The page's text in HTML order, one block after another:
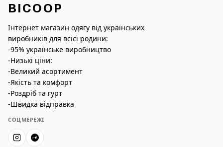
BICOOP
Інтернет магазин одягу від українських
виробників для всієї родини:
-95% українське виробництво
-Низькі ціни:
-Великий асортимент
-Якість та комфорт
-Роздріб та гурт
-Швидка відправка
СОЦМЕРЕЖІ